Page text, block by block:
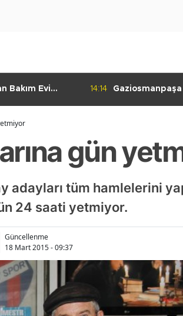
Bakım Evi
14:14
gün
adayları tüm hamlelerini
24 saati yetmiyor.
Güncellenme
18 Mart 2015 - 09:37